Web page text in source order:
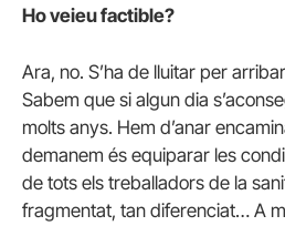
Ho veieu factible?
Ara, no. S’ha de lluitar per
Sabem que si algun dia
molts anys. Hem d’anar
demanem és equiparar les
de tots els treballadors de la
fragmentat, tan diferenciat… A